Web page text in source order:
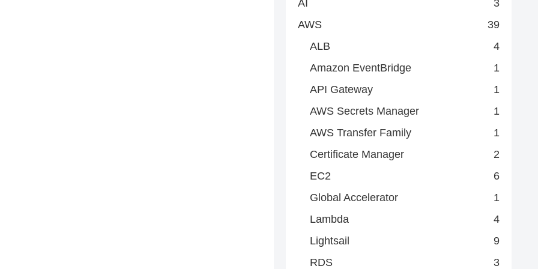
AI
3
AWS
39
ALB
4
Amazon EventBridge
1
API Gateway
1
AWS Secrets Manager
1
AWS Transfer Family
1
Certificate Manager
2
EC2
6
Global Accelerator
1
Lambda
4
Lightsail
9
RDS
3